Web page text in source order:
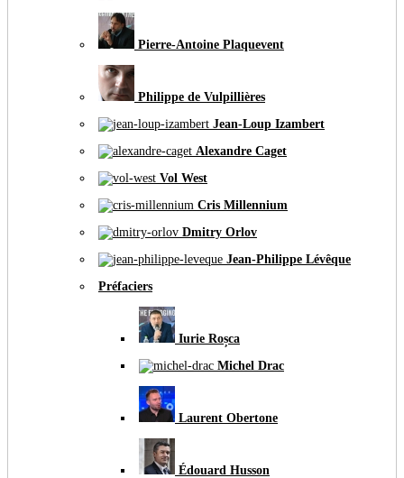
Pierre-Antoine Plaquevent
Philippe de Vulpillières
Jean-Loup Izambert
Alexandre Caget
Vol West
Cris Millennium
Dmitry Orlov
Jean-Philippe Lévêque
Préfaciers
Iurie Roșca
Michel Drac
Laurent Obertone
Édouard Husson